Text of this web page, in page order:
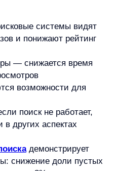
без результатов
правильно
не найдено»:
—
товары
разочарование.